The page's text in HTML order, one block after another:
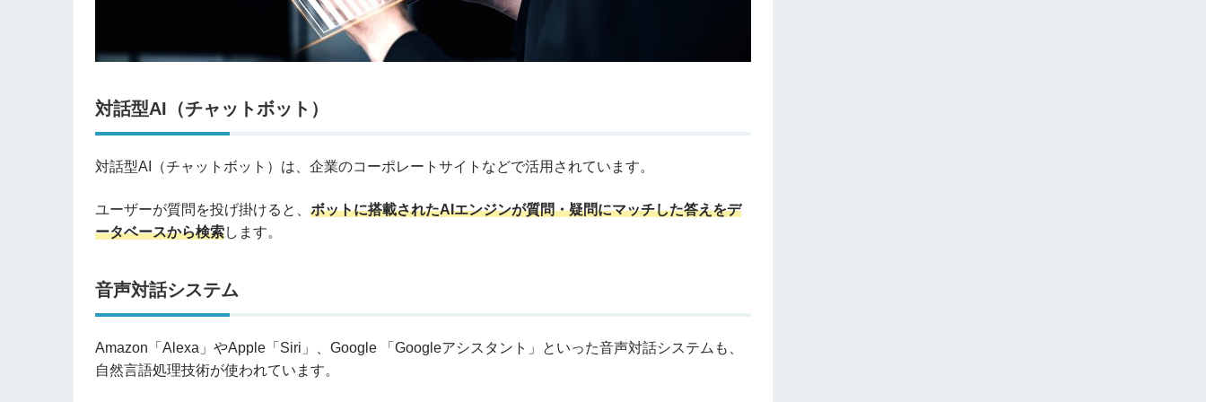
対話型AI（チャットボット）
対話型AI（チャットボット）は、企業のコーポレートサイトなどで活用されています。
ユーザーが質問を投げ掛けると、 ボットに搭載されたAIエンジンが質問・疑問にマッチした答えをデ
ータベースから検索します。
音声対話システム
Amazon「Alexa」やApple「Siri」、Google 「Googleアシスタント」といった音声対話システムも、
自然言語処理技術が使われています。